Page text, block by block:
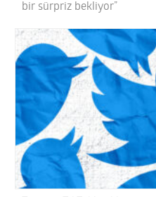
bir sürpriz bekliyor”